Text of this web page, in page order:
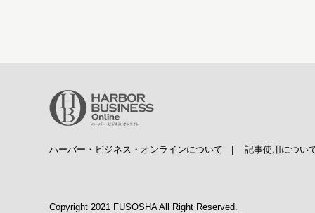
ハーバー・ビジネス・オンラインについて 記事使用につい
Copyright 2021 FUSOSHA All Right Reserved.